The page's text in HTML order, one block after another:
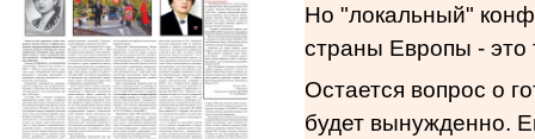
Но "локальный"
страны Европы -
Остается вопрос о
будет вынужденно.